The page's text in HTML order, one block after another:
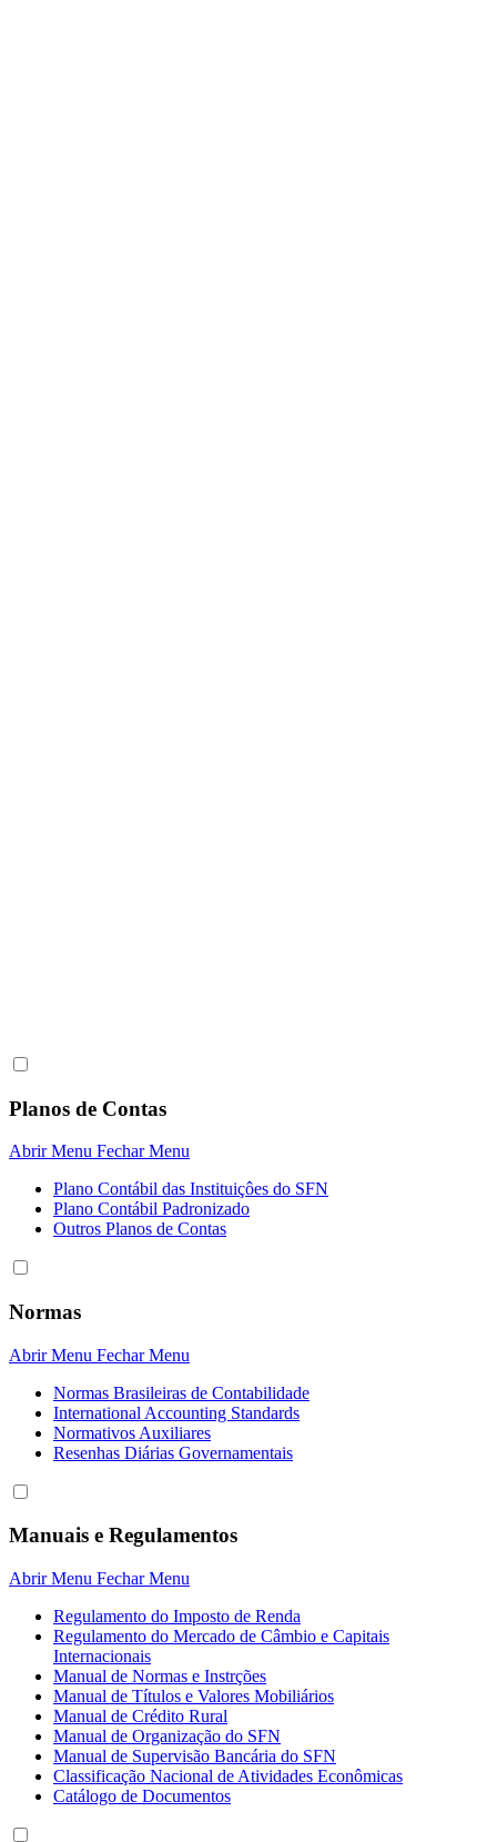
Planos de Contas
Abrir Menu Fechar Menu
Plano Contábil das Instituiçôes do SFN
Plano Contábil Padronizado
Outros Planos de Contas
Normas
Abrir Menu Fechar Menu
Normas Brasileiras de Contabilidade
International Accounting Standards
Normativos Auxiliares
Resenhas Diárias Governamentais
Manuais e Regulamentos
Abrir Menu Fechar Menu
Regulamento do Imposto de Renda
Regulamento do Mercado de Câmbio e Capitais
Internacionais
Manual de Normas e Instrções
Manual de Títulos e Valores Mobiliários
Manual de Crédito Rural
Manual de Organização do SFN
Manual de Supervisão Bancária do SFN
Classificação Nacional de Atividades Econômicas
Catálogo de Documentos